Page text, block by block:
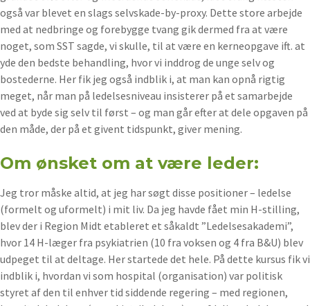
også var blevet en slags selvskade-by-proxy. Dette store arbejde
med at nedbringe og forebygge tvang gik dermed fra at være
noget, som SST sagde, vi skulle, til at være en kerneopgave ift. at
yde den bedste behandling, hvor vi inddrog de unge selv og
bostederne. Her fik jeg også indblik i, at man kan opnå rigtig
meget, når man på ledelsesniveau insisterer på et samarbejde
ved at byde sig selv til først – og man går efter at dele opgaven på
den måde, der på et givent tidspunkt, giver mening.
Om ønsket om at være leder:
Jeg tror måske altid, at jeg har søgt disse positioner – ledelse
(formelt og uformelt) i mit liv. Da jeg havde fået min H-stilling,
blev der i Region Midt etableret et såkaldt ”Ledelsesakademi”,
hvor 14 H-læger fra psykiatrien (10 fra voksen og 4 fra B&U) blev
udpeget til at deltage. Her startede det hele. På dette kursus fik vi
indblik i, hvordan vi som hospital (organisation) var politisk
styret af den til enhver tid siddende regering – med regionen,